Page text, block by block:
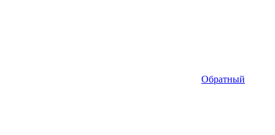
Обратный